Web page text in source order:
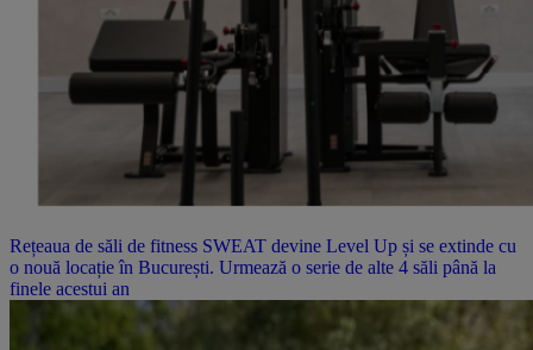
Rețeaua de săli de fitness SWEAT devine Level Up și se extinde cu
o nouă locație în București. Urmează o serie de alte 4 săli până la
finele acestui an